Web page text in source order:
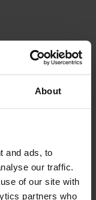
About
and ads, to
our traffic.
of our site with
partners who